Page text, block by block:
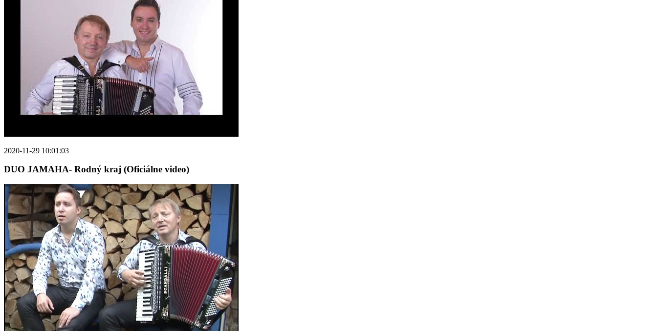
2020-11-29 10:01:03
DUO JAMAHA- Rodný kraj (Oficiálne video)